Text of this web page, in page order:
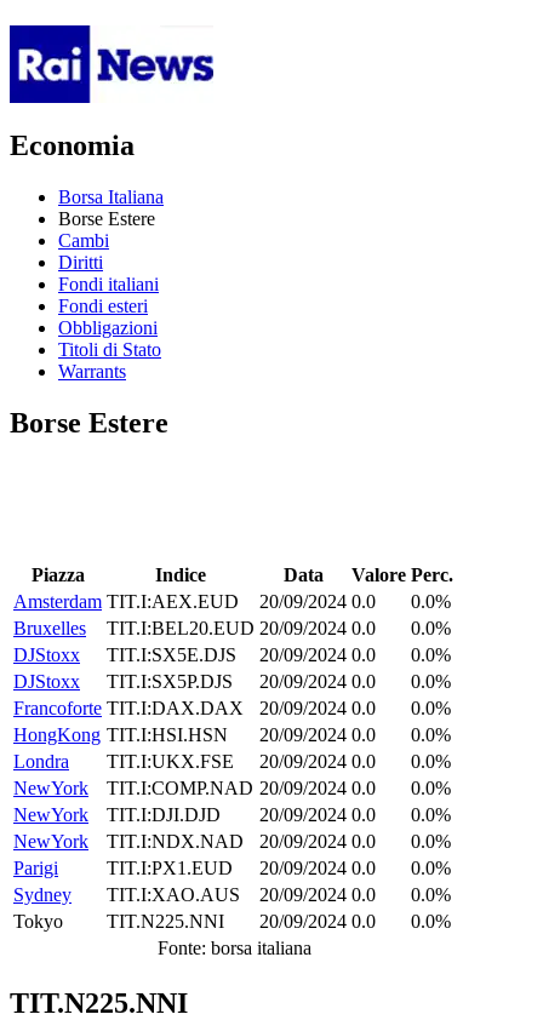
Economia
Borsa Italiana
Borse Estere
Cambi
Diritti
Fondi italiani
Fondi esteri
Obbligazioni
Titoli di Stato
Warrants
Borse Estere
Piazza Indice Data Valore Perc.
Amsterdam TIT.I:AEX.EUD 20/09/2024 0.0
0.0%
Bruxelles
TIT.I:BEL20.EUD 20/09/2024 0.0
0.0%
DJStoxx
TIT.I:SX5E.DJS 20/09/2024 0.0
0.0%
DJStoxx
TIT.I:SX5P.DJS 20/09/2024 0.0
0.0%
Francoforte TIT.I:DAX.DAX 20/09/2024 0.0
0.0%
HongKong TIT.I:HSI.HSN 20/09/2024 0.0
0.0%
Londra
TIT.I:UKX.FSE 20/09/2024 0.0
0.0%
NewYork
TIT.I:COMP.NAD 20/09/2024 0.0
0.0%
NewYork
TIT.I:DJI.DJD 20/09/2024 0.0
0.0%
NewYork
TIT.I:NDX.NAD 20/09/2024 0.0
0.0%
Parigi
TIT.I:PX1.EUD 20/09/2024 0.0
0.0%
Sydney
TIT.I:XAO.AUS 20/09/2024 0.0
0.0%
Tokyo
TIT.N225.NNI 20/09/2024 0.0
0.0%
Fonte: borsa italiana
TIT.N225.NNI